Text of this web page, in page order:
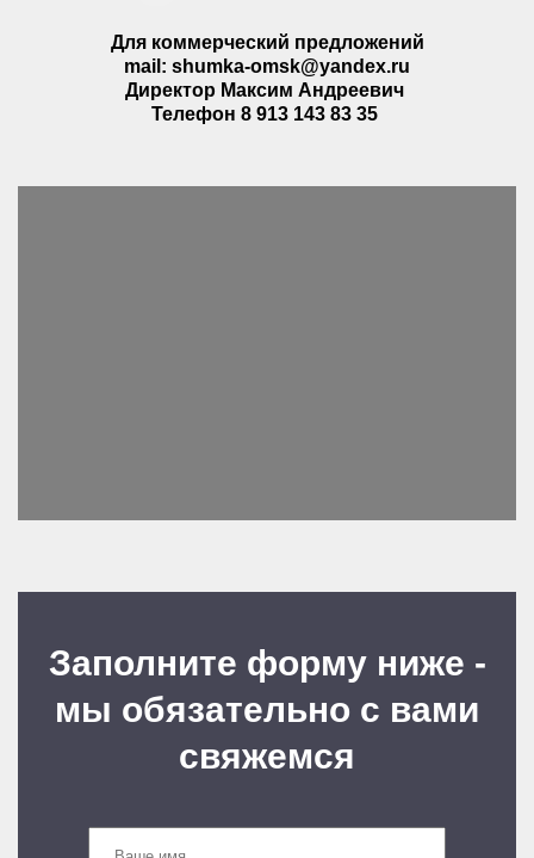
Для коммерческий предложений
mail: shumka-omsk@yandex.ru
Директор Максим Андреевич
Телефон 8 913 143 83 35
Заполните форму ниже -
мы обязательно с вами
свяжемся